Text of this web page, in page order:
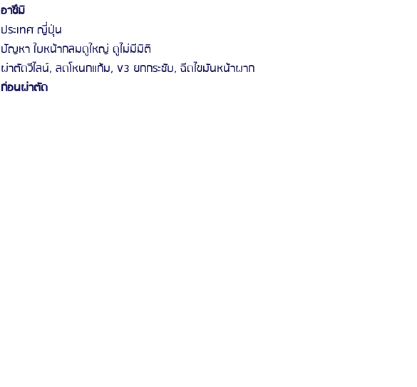
อาซึมิ
ประเทศ ญี่ปุ่น
ปัญหา ใบหน้ากลมดูใหญ่ ดูไม่มีมิติ
ผ่าตัดวีไลน์, ลดโหนกแก้ม, V3 ยกกระชับ, ฉีดไขมันหน้าผาก
ก่อนผ่าตัด